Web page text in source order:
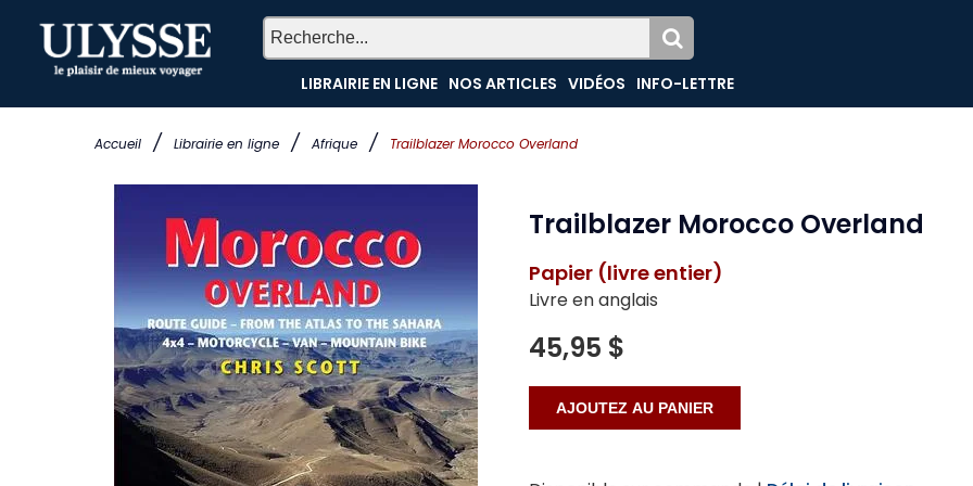
Accueil / Librairie en ligne / Afrique / Trailblazer Morocco Overland
LIBRAIRIE EN LIGNE NOS ARTICLES VIDÉOS INFO-LETTRE
Trailblazer Morocco Overland
Papier (livre entier)
Livre en anglais
45,95 $